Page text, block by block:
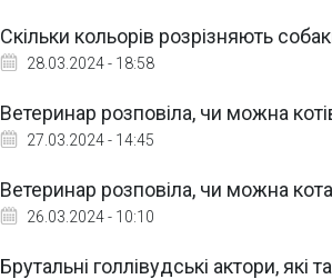
Скільки кольорів розрізняють
28.03.2024 - 18:58
Ветеринар розповіла, чи можна
27.03.2024 - 14:45
Ветеринар розповіла, чи можна
26.03.2024 - 10:10
Брутальні голлівудські актори,